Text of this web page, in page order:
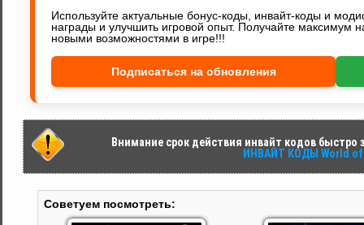
Используйте актуальные бонус-коды, инвайт-коды и
награды и улучшить игровой опыт. Получайте максимум
новыми возможностями в игре!!!
Подписаться на обновления
Внимание срок действия инвайт кодов быстро
ИНВАЙТ КОДЫ World
Советуем посмотреть: